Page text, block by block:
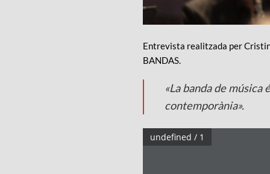
Entrevista realitzada per
BANDAS.
«La banda de
contemporània».
undefined / 1